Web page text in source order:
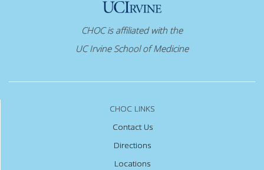
CHOC is affiliated with the
UC Irvine School of Medicine
CHOC LINKS
Contact Us
Directions
Locations